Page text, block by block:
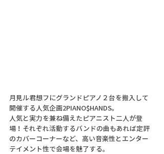
月見ル君想フにグランドピアノ２台を搬入して
開催する人気企画2PIANO$HANDS。
人気と実力を兼ね備えたピアニスト二人が登
場！それぞれ活動するバンドの曲もあれば定評
のカバーコーナーなど、高い音楽性とエンター
テイメント性で会場を魅了する。